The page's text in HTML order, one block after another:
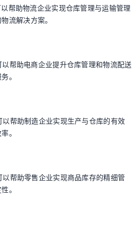
帮助物流企业实现仓库管理与运输管理
流解决方案。
帮助电商企业提升仓库管理和物流配送
。
帮助制造企业实现生产与仓库的有效
。
帮助零售企业实现商品库存的精细管
。